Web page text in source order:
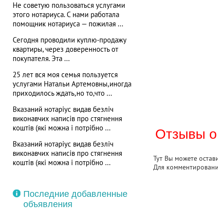
Не советую пользоваться услугами
этого нотариуса. С нами работала
помощник нотариуса — пожилая ...
Сегодня проводили куплю-продажу
квартиры, через доверенность от
покупателя. Эта ...
25 лет вся моя семья пользуется
услугами Натальи Артемовны,иногда
приходилось ждать,но то,что ...
Вказаний нотаріус видав безліч
виконавчих написів про стягнення
коштів (які можна і потрібно ...
Вказаний нотаріус видав безліч
виконавчих написів про стягнення
коштів (які можна і потрібно ...
Последние добавленные
объявления
Отзывы о
Тут Вы можете
Для